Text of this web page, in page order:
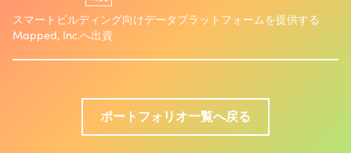
スマートビルディング向けデータプラットフォームを提供する
Mapped, Inc.へ出資
ポートフォリオ一覧へ戻る